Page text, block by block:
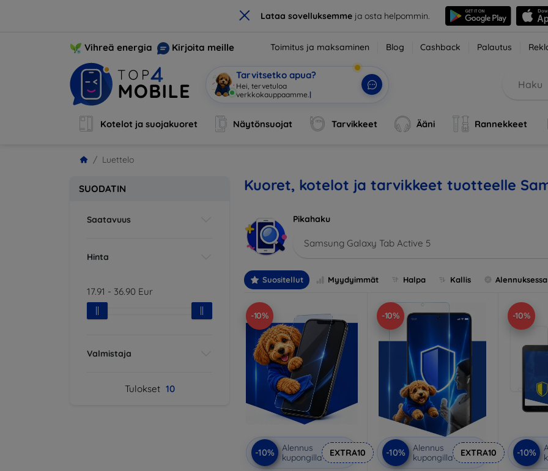
× Lataa sovelluksemmeja osta helpommin.
Vihreä energia Kirjoita meille Toimitus ja maksaminen Blog Cashback Palautus
Tarvitsetko apua?
Hei, tervetuloa ve
Kotelot ja suojakuoret Näytönsuojat Tarvikkeet Ääni Rannekkeet
Luettelo
SUODATIN
Saatavuus
Hinta
17.91 - 36.90 Eur
Valmistaja
Tulokset 10
Kuoret, kotelot ja tarvikkeet tuotteelle
Pikahaku
Samsung Galaxy Tab Active 5
Suositellut Myydyimmät Halpa Kallis Alennuksessa
-10%
-10%
Alennus
kupongilla
EXTRA10
-10%
-10%
Alennus
kupongilla
EXTRA10
-10%
-10%